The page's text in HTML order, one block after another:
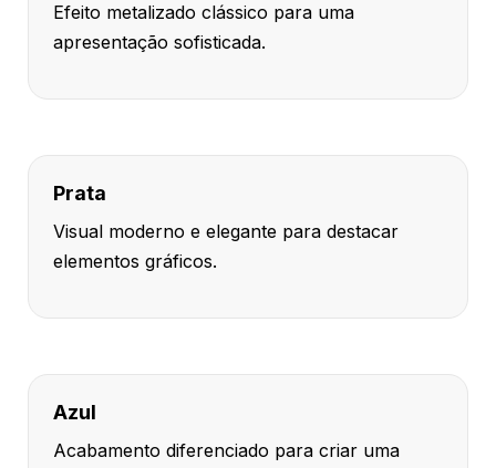
Efeito metalizado clássico para uma
apresentação sofisticada.
Prata
Visual moderno e elegante para destacar
elementos gráficos.
Azul
Acabamento diferenciado para criar uma